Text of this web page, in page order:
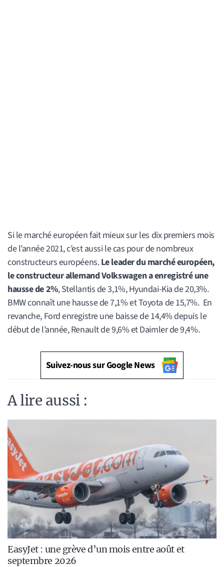
Si le marché européen fait mieux sur les dix premiers mois
de l’année 2021, c’est aussi le cas pour de nombreux
constructeurs européens.Le leader du marché européen,
le constructeur allemand Volkswagen a enregistré une
hausse de 2%, Stellantis de 3,1%, Hyundai-Kia de 20,3%.
BMW connaît une hausse de 7,1% et Toyota de 15,7%. En
revanche, Ford enregistre une baisse de 14,4% depuis le
début de l’année, Renault de 9,6% et Daimler de 9,4%.
Suivez-nous sur Google News
A lire aussi :
EasyJet : une grève d’un mois entre août et
septembre 2026